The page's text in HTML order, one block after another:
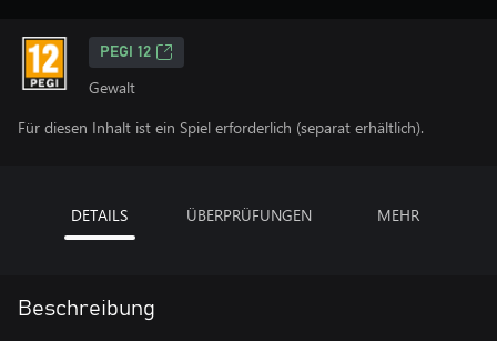
PEGI 12
Gewalt
Für diesen Inhalt ist ein Spiel erforderlich (separat erhältlich).
DETAILS ÜBERPRÜFUNGEN MEHR
Beschreibung